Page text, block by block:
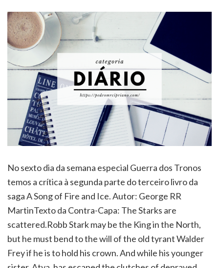
No sexto dia da semana especial Guerra dos Tronos
temos a crítica à segunda parte do terceiro livro da
saga A Song of Fire and Ice. Autor: George RR
MartinTexto da Contra-Capa: The Starks are
scattered.Robb Stark may be the King in the North,
but he must bend to the will of the old tyrant Walder
Frey if he is to hold his crown. And while his younger